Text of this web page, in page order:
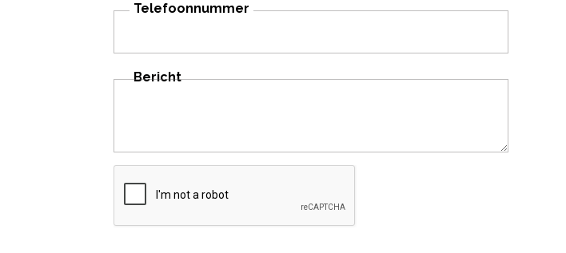
Telefoonnummer
Bericht